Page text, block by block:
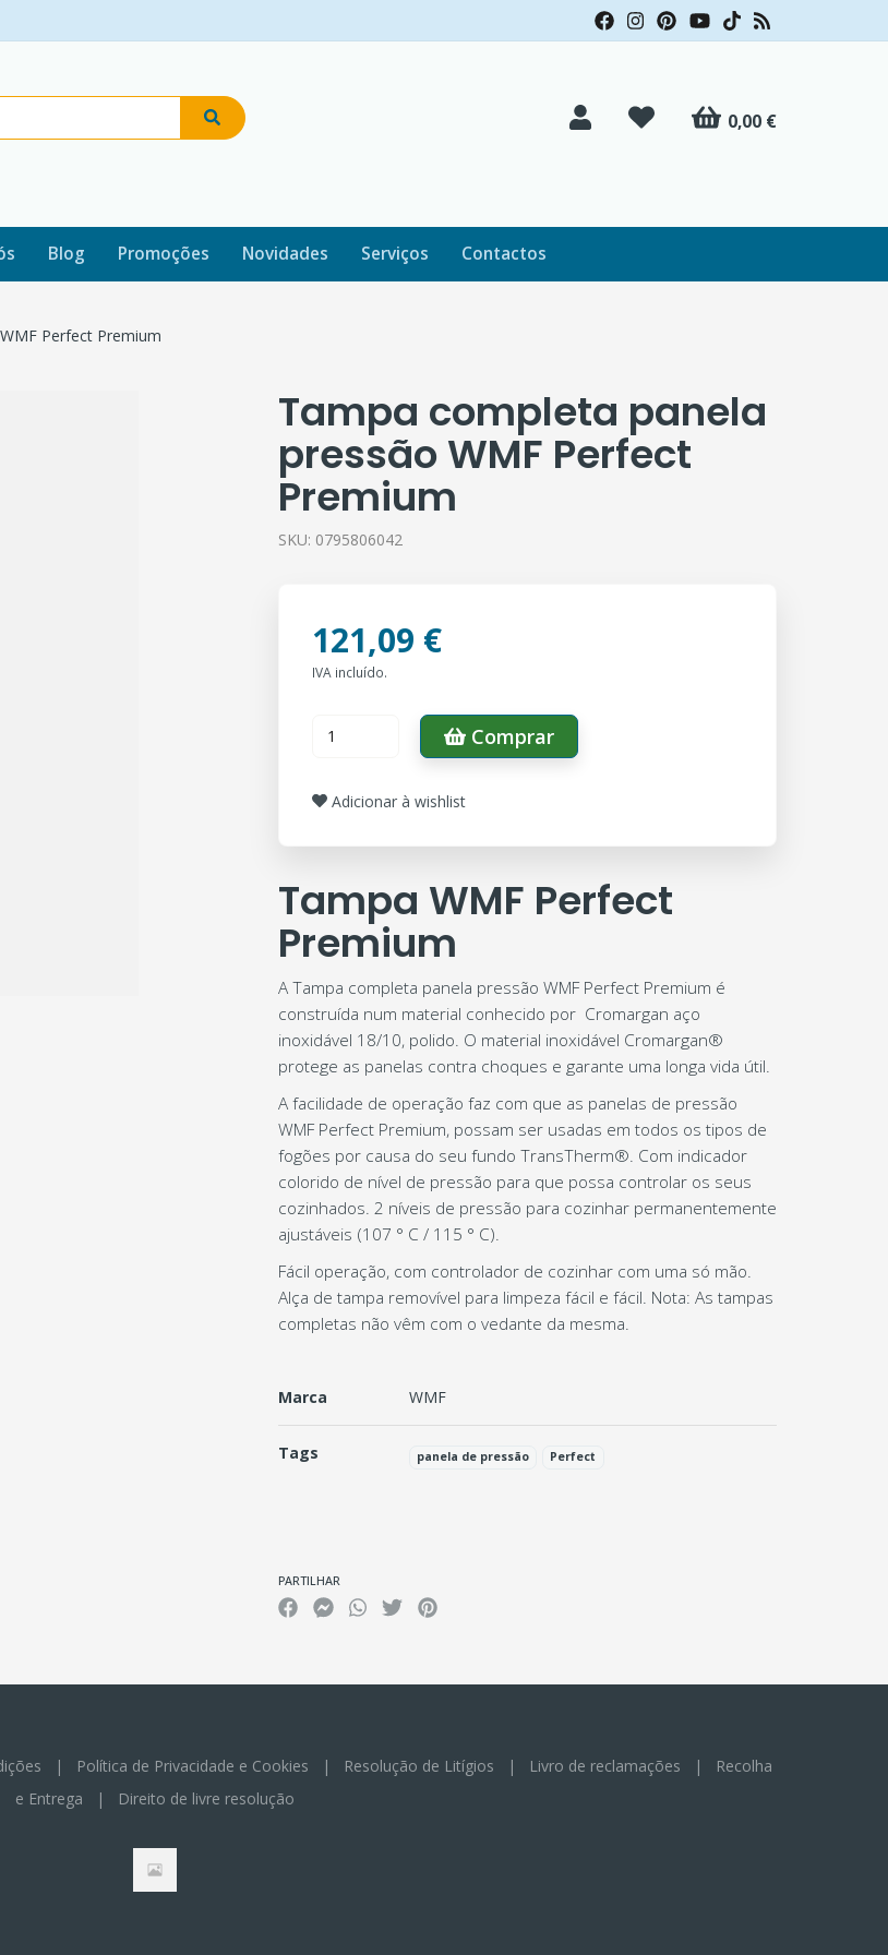
0,00 €
Blog Promoções Novidades Serviços Contactos
Perfect Premium
Tampa completa panela
pressão WMF Perfect
Premium
SKU: 0795806042
121,09 €
IVA incluído.
Comprar
Adicionar à wishlist
Tampa WMF Perfect
Premium
A Tampa completa panela pressão WMF Perfect Premium é
construída num material conhecido por Cromargan aço
inoxidável 18/10, polido. O material inoxidável Cromargan®
protege as panelas contra choques e garante uma longa vida útil.
A facilidade de operação faz com que as panelas de pressão
WMF Perfect Premium, possam ser usadas em todos os tipos de
fogões por causa do seu fundo TransTherm®. Com indicador
colorido de nível de pressão para que possa controlar os seus
cozinhados. 2 níveis de pressão para cozinhar permanentemente
ajustáveis (107 ° C / 115 ° C).
Fácil operação, com controlador de cozinhar com uma só mão.
Alça de tampa removível para limpeza fácil e fácil. Nota: As tampas
completas não vêm com o vedante da mesma.
Marca WMF
Tags panela de pressão Perfect
PARTILHAR
| Política de Privacidade e Cookies | Resolução de Litígios | Livro de reclamações |
Recolha
e Entrega | Direito de livre resolução